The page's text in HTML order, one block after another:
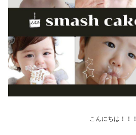
こんにちは！！！